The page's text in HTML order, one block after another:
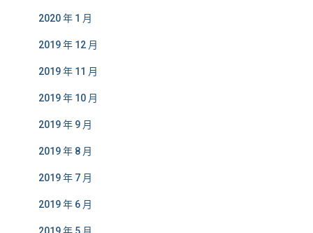
2020 年 1 月
2019 年 12 月
2019 年 11 月
2019 年 10 月
2019 年 9 月
2019 年 8 月
2019 年 7 月
2019 年 6 月